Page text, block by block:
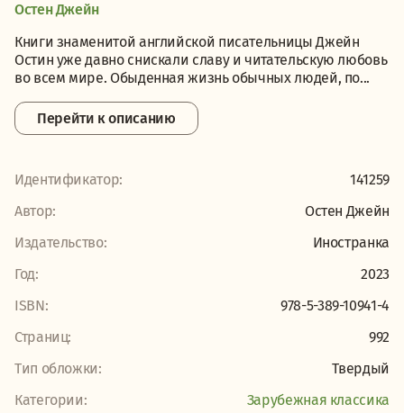
Остен Джейн
Книги знаменитой английской писательницы Джейн
Остин уже давно снискали славу и читательскую любовь
во всем мире. Обыденная жизнь обычных людей, по...
Перейти к описанию
Идентификатор:
141259
Автор:
Остен Джейн
Издательство:
Иностранка
Год:
2023
ISBN:
978-5-389-10941-4
Страниц:
992
Тип обложки:
Твердый
Категории:
Зарубежная классика